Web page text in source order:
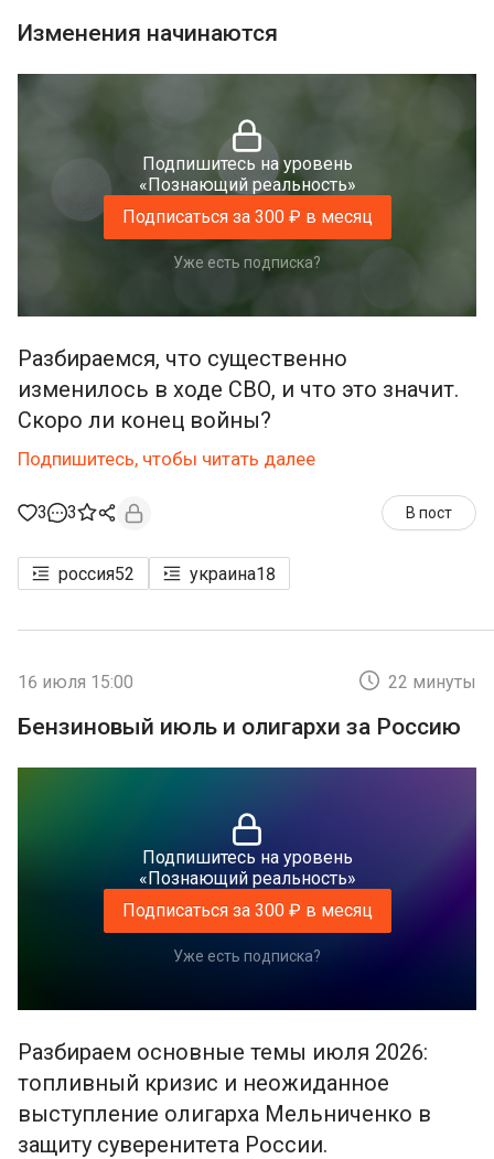
Изменения начинаются
Подпишитесь на уровень
«Познающий реальность»
Подписаться за 300 ₽ в месяц
Уже есть подписка?
Разбираемся, что существенно
изменилось в ходе СВО, и что это значит.
Скоро ли конец войны?
Подпишитесь, чтобы читать далее
3 3 В пост
россия52 украина18
16 июля 15:00 22 минуты
Бензиновый июль и олигархи за Россию
Подпишитесь на уровень
«Познающий реальность»
Подписаться за 300 ₽ в месяц
Уже есть подписка?
Разбираем основные темы июля 2026:
топливный кризис и неожиданное
выступление олигарха Мельниченко в
защиту суверенитета России.